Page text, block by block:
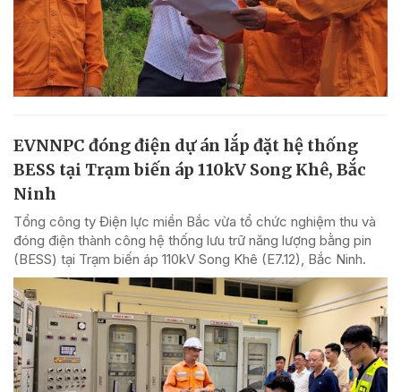
EVNNPC đóng điện dự án lắp đặt hệ thống
BESS tại Trạm biến áp 110kV Song Khê, Bắc
Ninh
Tổng công ty Điện lực miền Bắc vừa tổ chức nghiệm thu và
đóng điện thành công hệ thống lưu trữ năng lượng bằng pin
(BESS) tại Trạm biến áp 110kV Song Khê (E7.12), Bắc Ninh.